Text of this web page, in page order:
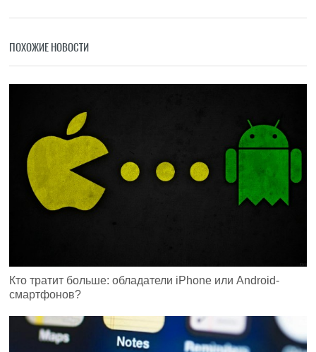
ПОХОЖИЕ НОВОСТИ
Кто тратит больше: обладатели iPhone или Android-
смартфонов?